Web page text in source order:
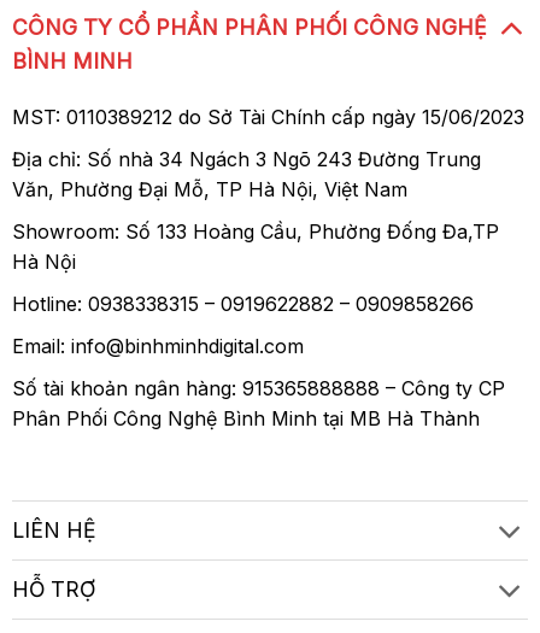
CÔNG TY CỔ PHẦN PHÂN PHỐI CÔNG NGHỆ
BÌNH MINH
MST: 0110389212 do Sở Tài Chính cấp ngày 15/06/2023
Địa chỉ: Số nhà 34 Ngách 3 Ngõ 243 Đường Trung
Văn, Phường Đại Mỗ, TP Hà Nội, Việt Nam
Showroom: Số 133 Hoàng Cầu, Phường Đống Đa,TP
Hà Nội
Hotline: 0938338315 – 0919622882 – 0909858266
Email: info@binhminhdigital.com
Số tài khoản ngân hàng: 915365888888 – Công ty CP
Phân Phối Công Nghệ Bình Minh tại MB Hà Thành
LIÊN HỆ
HỖ TRỢ